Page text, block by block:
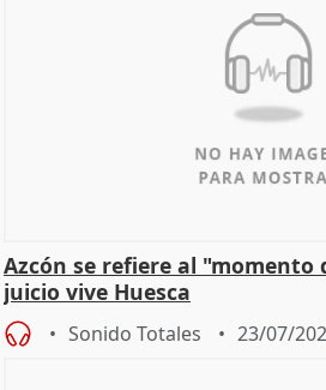
Azcón se refiere al "momento
juicio vive Huesca
Sonido Totales 23/07/